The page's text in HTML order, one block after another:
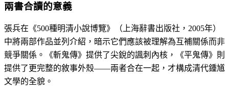
兩書合讀的意義
張兵在《500種明清小說博覽》（上海辭書出版社，2005年）
中將兩部作品並列介紹，暗示它們應該被理解為互補關係而非
競爭關係。《斬鬼傳》提供了尖銳的諷刺內核，《平鬼傳》則
提供了更完整的敘事外殼——兩者合在一起，才構成清代鍾馗
文學的全貌。